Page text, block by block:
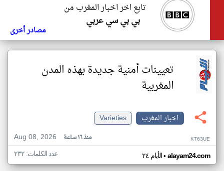
تابع اخر اخبار المغرب من
بي بي سي عربي
مصادر أخرى
تعيينات أمنية جديدة بهذه المدن
المغربية
اخبار المغرب
Varieties
Aug 08, 2026
منذ ١٦ ساعة KT63UE
الأيام ٢٤• alayam24.com عدد الكلمات: ٢٣٢